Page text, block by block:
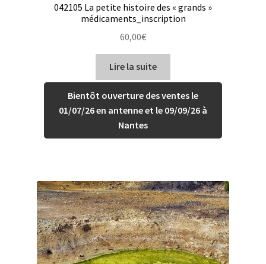
042105 La petite histoire des « grands »
médicaments_inscription
60,00€
Lire la suite
Bientôt ouverture des ventes le
01/07/26 en antenne et le 09/09/26 à
Nantes